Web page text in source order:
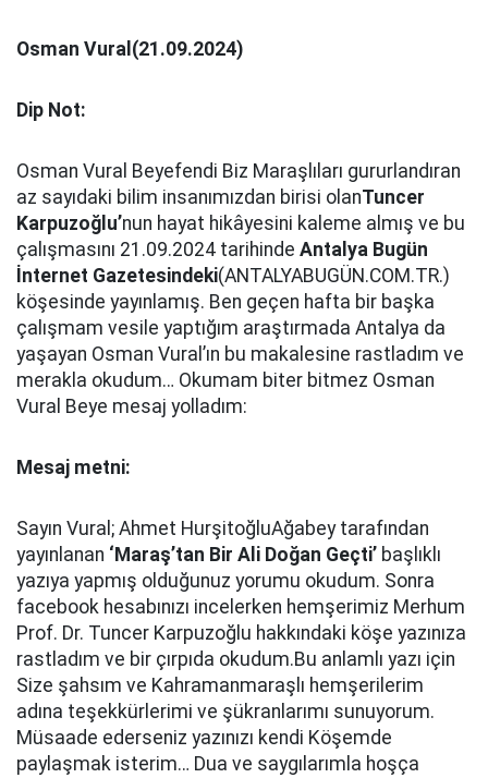
Osman Vural(21.09.2024)
Dip Not:
Osman Vural Beyefendi Biz Maraşlıları gururlandıran
az sayıdaki bilim insanımızdan birisi olanTuncer
Karpuzoğlu’nun hayat hikâyesini kaleme almış ve bu
çalışmasını 21.09.2024 tarihinde Antalya Bugün
İnternet Gazetesindeki(ANTALYABUGÜN.COM.TR.)
köşesinde yayınlamış. Ben geçen hafta bir başka
çalışmam vesile yaptığım araştırmada Antalya da
yaşayan Osman Vural’ın bu makalesine rastladım ve
merakla okudum… Okumam biter bitmez Osman
Vural Beye mesaj yolladım:
Mesaj metni:
Sayın Vural; Ahmet HurşitoğluAğabey tarafından
yayınlanan ‘Maraş’tan Bir Ali Doğan Geçti’ başlıklı
yazıya yapmış olduğunuz yorumu okudum. Sonra
facebook hesabınızı incelerken hemşerimiz Merhum
Prof. Dr. Tuncer Karpuzoğlu hakkındaki köşe yazınıza
rastladım ve bir çırpıda okudum.Bu anlamlı yazı için
Size şahsım ve Kahramanmaraşlı hemşerilerim
adına teşekkürlerimi ve şükranlarımı sunuyorum.
Müsaade ederseniz yazınızı kendi Köşemde
paylaşmak isterim… Dua ve saygılarımla hoşça